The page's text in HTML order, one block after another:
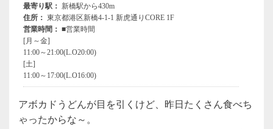
アボカドうどんが目を引くけど、昨日たくさん食べち
ゃったからな～。